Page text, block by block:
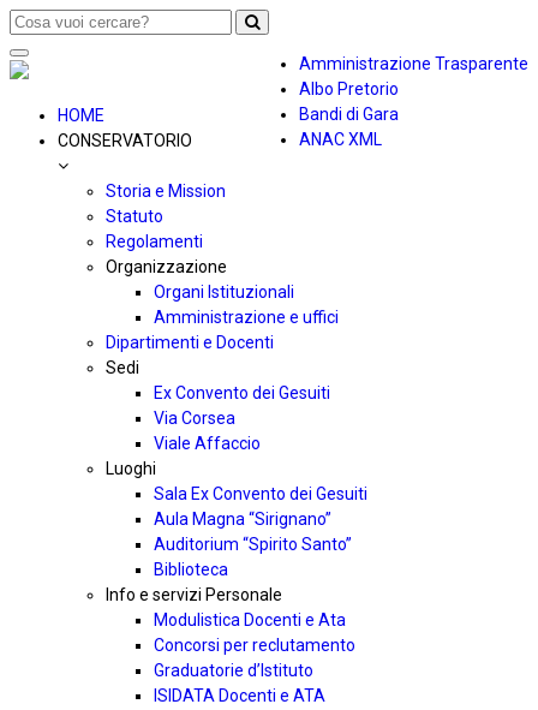
Amministrazione Trasparente
Albo Pretorio
Bandi di Gara
ANAC XML
Toggle
navigation
HOME
CONSERVATORIO
Storia e Mission
Statuto
Regolamenti
Organizzazione
Organi Istituzionali
Amministrazione e uffici
Dipartimenti e Docenti
Sedi
Ex Convento dei Gesuiti
Via Corsea
Viale Affaccio
Luoghi
Sala Ex Convento dei Gesuiti
Aula Magna “Sirignano”
Auditorium “Spirito Santo”
Biblioteca
Info e servizi Personale
Modulistica Docenti e Ata
Concorsi per reclutamento
Graduatorie d’Istituto
ISIDATA Docenti e ATA